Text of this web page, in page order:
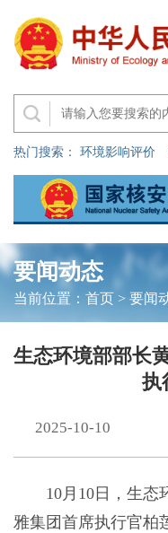
热门搜索： 环境影响评价
要闻动态
当前位置： 首页> 要闻
生态环境部部长
执
2025-10-10
10月10日，生态
雅集团首席执行官柏